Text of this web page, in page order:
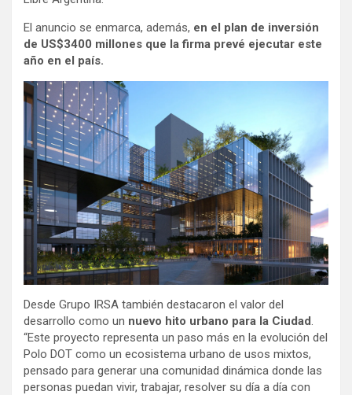
El anuncio se enmarca, además, en el plan de inversión
de US$3400 millones que la firma prevé ejecutar este
año en el país.
Desde Grupo IRSA también destacaron el valor del
desarrollo como un nuevo hito urbano para la Ciudad.
“Este proyecto representa un paso más en la evolución del
Polo DOT como un ecosistema urbano de usos mixtos,
pensado para generar una comunidad dinámica donde las
personas puedan vivir, trabajar, resolver su día a día con